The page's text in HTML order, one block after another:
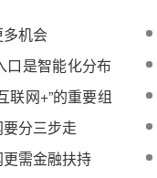
机会
口是智能化分布
联网+”的重要组
分三步走
需金融扶持